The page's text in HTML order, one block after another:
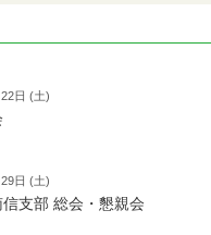
日 (土)
日 (土)
支部 総会・懇親会